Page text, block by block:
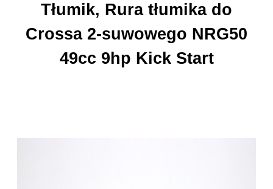
Tłumik, Rura tłumika do
Crossa 2-suwowego NRG50
49cc 9hp Kick Start